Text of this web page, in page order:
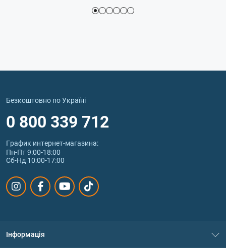
Безкоштовно по Україні
0 800 339 712
График интернет‑магазина:
Пн-Пт 9:00-18:00
Сб-Нд 10:00-17:00
Інформація